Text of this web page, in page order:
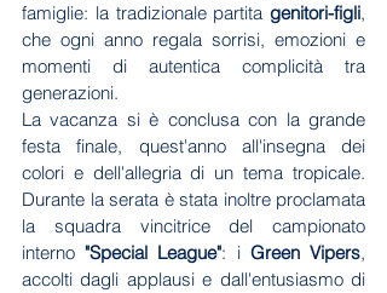
famiglie: la tradizionale partita genitori-figli,
che ogni anno regala sorrisi, emozioni e
momenti di autentica complicità tra
generazioni.
La vacanza si è conclusa con la grande
festa finale, quest'anno all'insegna dei
colori e dell'allegria di un tema tropicale.
Durante la serata è stata inoltre proclamata
la squadra vincitrice del campionato
interno "Special League": i Green Vipers,
accolti dagli applausi e dall'entusiasmo di